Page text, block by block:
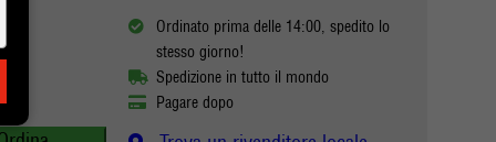
Ordinato prima delle 14:00, spedito lo
stesso giorno!
Spedizione in tutto il mondo
Pagare dopo